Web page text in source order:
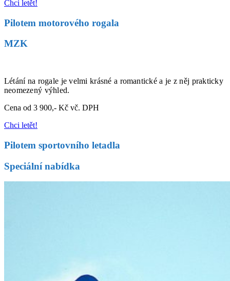
Chci letět!
Pilotem motorového rogala
MZK
Létání na rogale je velmi krásné a romantické a je z něj prakticky
neomezený výhled.
Cena od 3 900,- Kč vč. DPH
Chci letět!
Pilotem sportovního letadla
Speciální nabídka